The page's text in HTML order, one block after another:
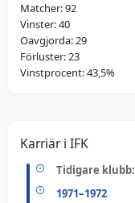
Matcher:92
Vinster:40
Oavgjorda:29
Förluster:23
Vinstprocent:43,5%
Karriär i IFK
Tidigare klubb:
1971–1972